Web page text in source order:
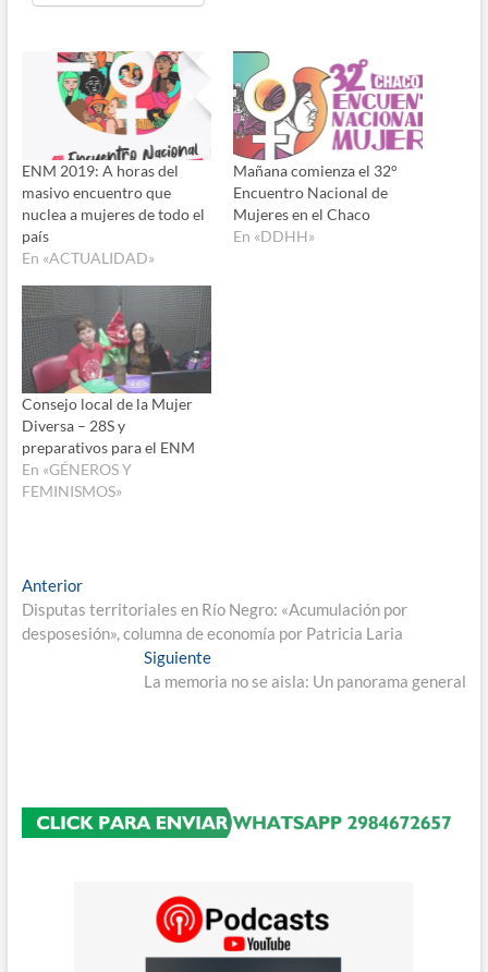
ENM 2019: A horas del
masivo encuentro que
nuclea a mujeres de todo el
país
En «ACTUALIDAD»
Mañana comienza el 32°
Encuentro Nacional de
Mujeres en el Chaco
En «DDHH»
Consejo local de la Mujer
Diversa – 28S y
preparativos para el ENM
En «GÉNEROS Y
FEMINISMOS»
Navegación
de
AnteriorEntrada
anterior:
Disputas territoriales en Río Negro: «Acumulación por
desposesión», columna de economía por Patricia Laria
SiguienteEntrada
siguiente:
La memoria no se aisla: Un panorama general